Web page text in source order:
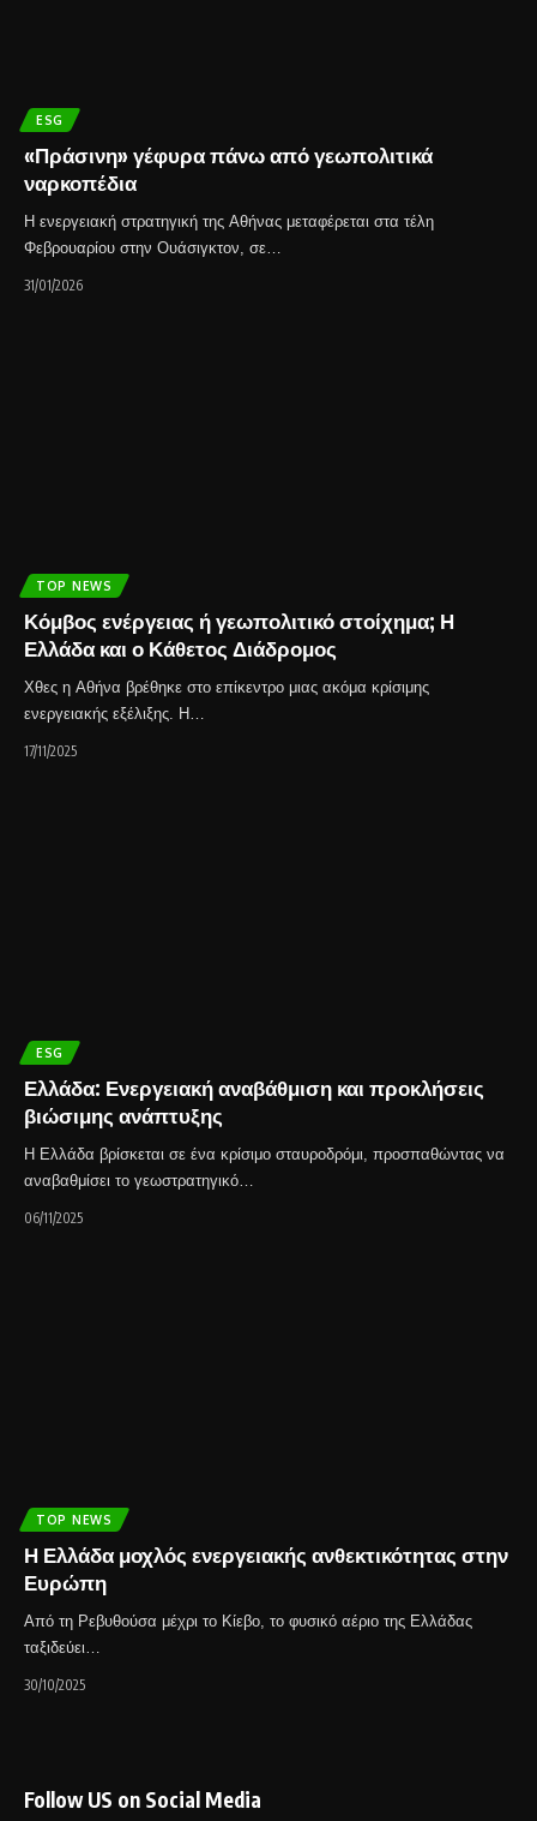
ESG
«Πράσινη» γέφυρα πάνω από γεωπολιτικά
ναρκοπέδια
Η ενεργειακή στρατηγική της Αθήνας μεταφέρεται στα τέλη
Φεβρουαρίου στην Ουάσιγκτον, σε…
31/01/2026
TOP NEWS
Κόμβος ενέργειας ή γεωπολιτικό στοίχημα; Η
Ελλάδα και ο Κάθετος Διάδρομος
Χθες η Αθήνα βρέθηκε στο επίκεντρο μιας ακόμα κρίσιμης
ενεργειακής εξέλιξης. Η…
17/11/2025
ESG
Ελλάδα: Ενεργειακή αναβάθμιση και προκλήσεις
βιώσιμης ανάπτυξης
Η Ελλάδα βρίσκεται σε ένα κρίσιμο σταυροδρόμι, προσπαθώντας να
αναβαθμίσει το γεωστρατηγικό…
06/11/2025
TOP NEWS
Η Ελλάδα μοχλός ενεργειακής ανθεκτικότητας στην
Ευρώπη
Από τη Ρεβυθούσα μέχρι το Κίεβο, το φυσικό αέριο της Ελλάδας
ταξιδεύει…
30/10/2025
Follow US on Social Media